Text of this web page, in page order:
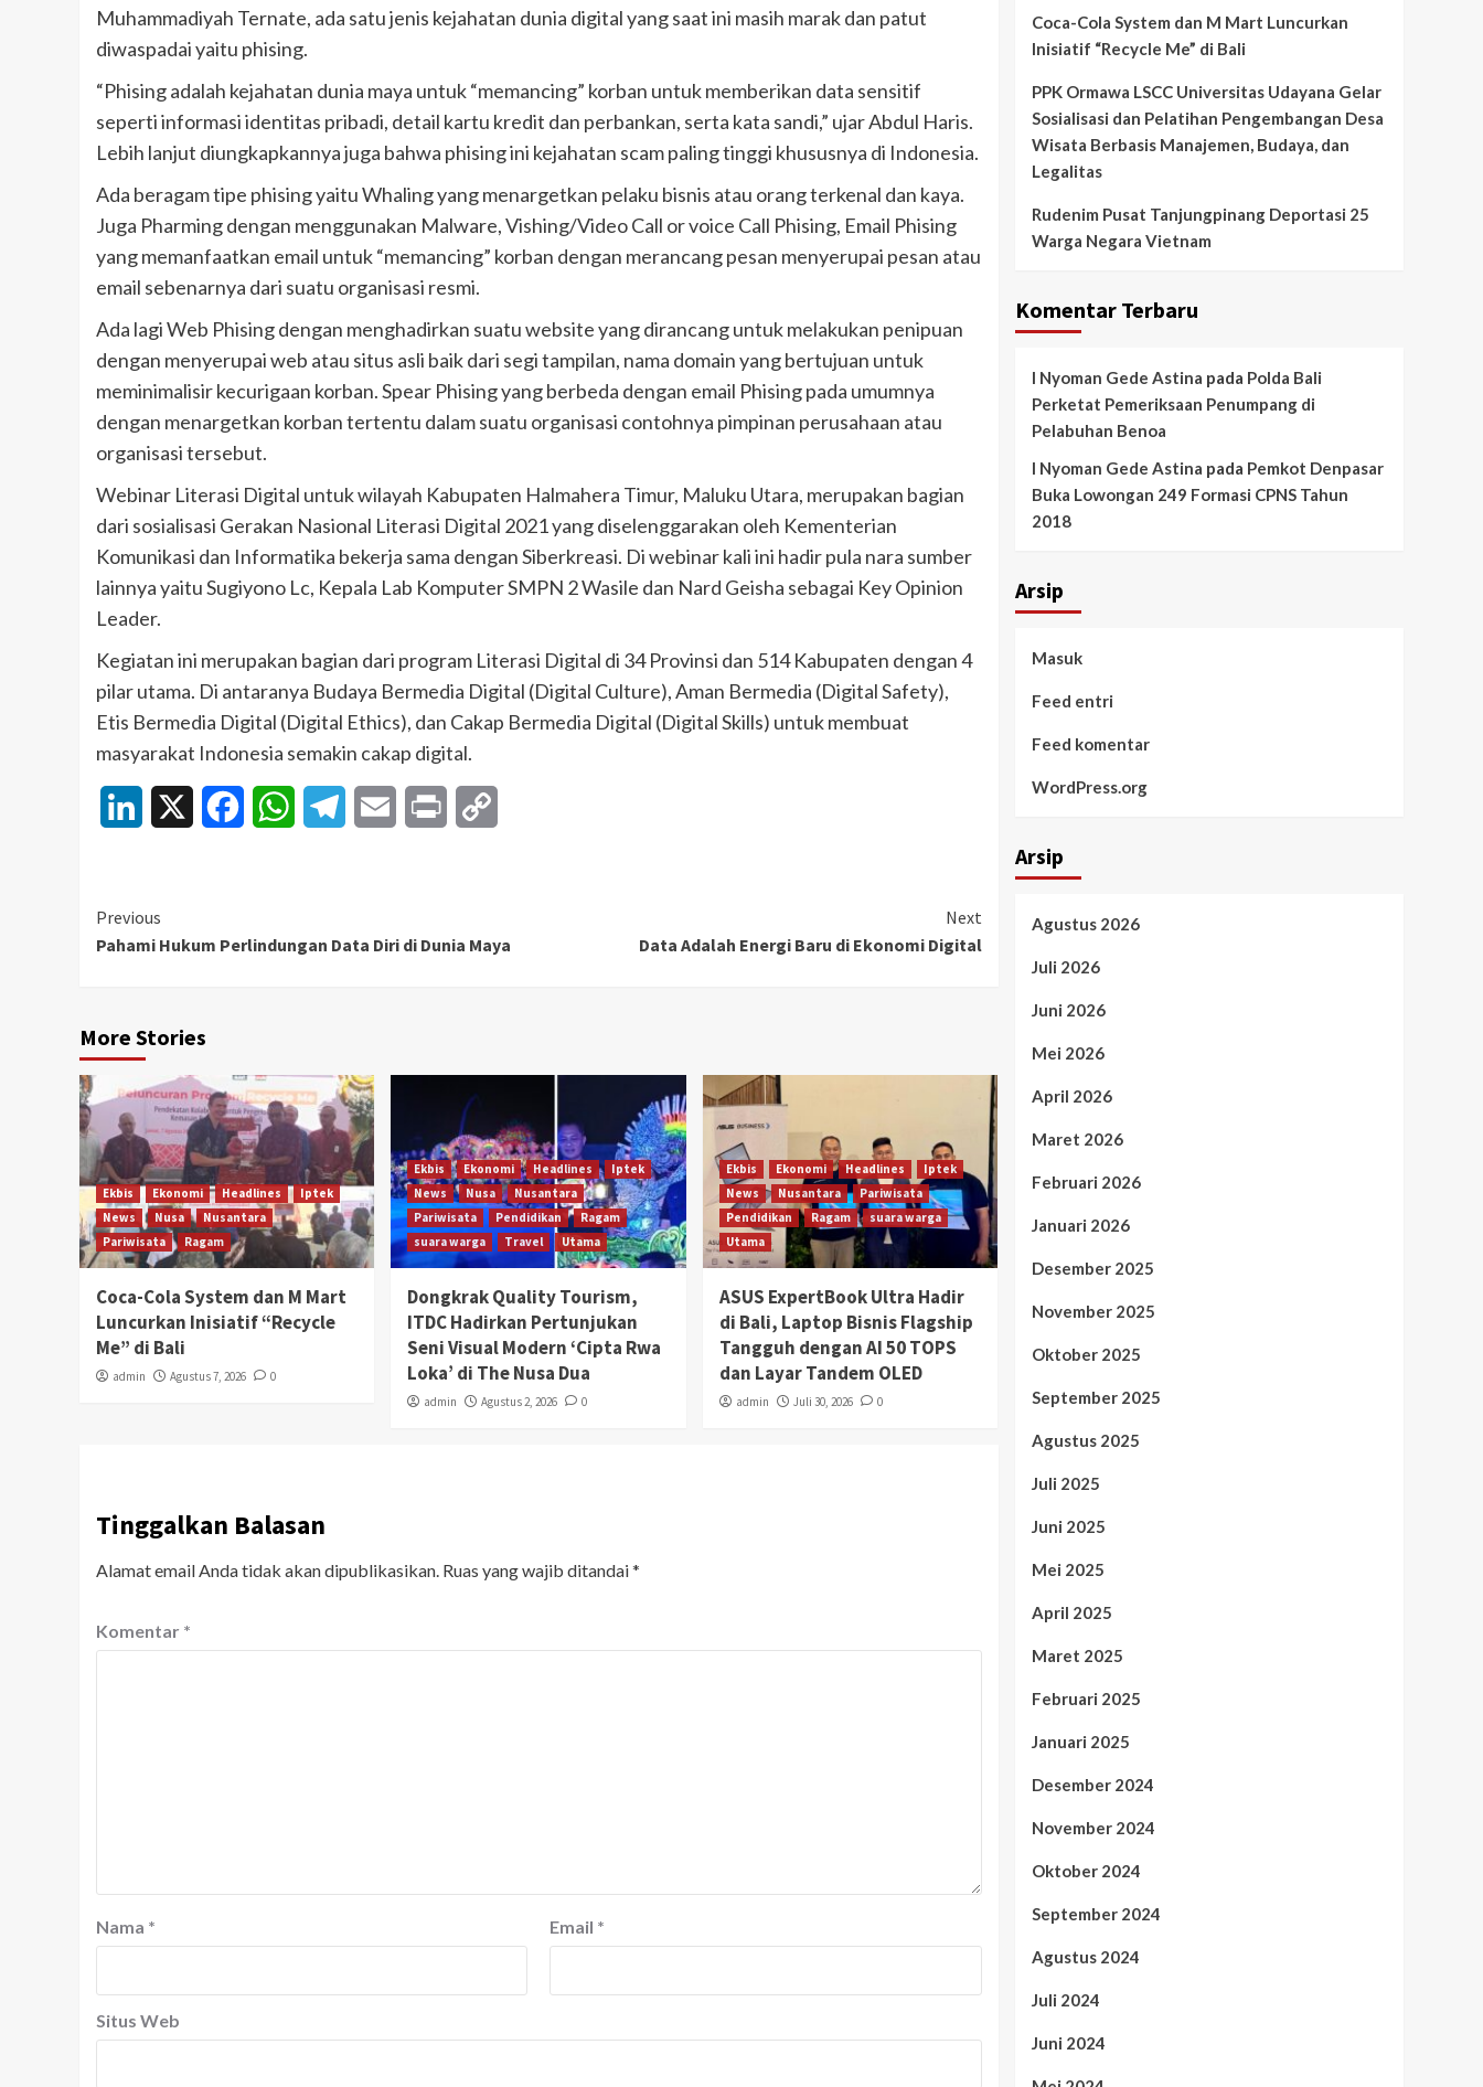
Muhammadiyah Ternate, ada satu jenis kejahatan dunia digital yang saat ini masih marak dan patut
diwaspadai yaitu phising.
“Phising adalah kejahatan dunia maya untuk “memancing” korban untuk memberikan data sensitif
seperti informasi identitas pribadi, detail kartu kredit dan perbankan, serta kata sandi,” ujar Abdul Haris.
Lebih lanjut diungkapkannya juga bahwa phising ini kejahatan scam paling tinggi khususnya di Indonesia.
Ada beragam tipe phising yaitu Whaling yang menargetkan pelaku bisnis atau orang terkenal dan kaya.
Juga Pharming dengan menggunakan Malware, Vishing/Video Call or voice Call Phising, Email Phising
yang memanfaatkan email untuk “memancing” korban dengan merancang pesan menyerupai pesan atau
email sebenarnya dari suatu organisasi resmi.
Ada lagi Web Phising dengan menghadirkan suatu website yang dirancang untuk melakukan penipuan
dengan menyerupai web atau situs asli baik dari segi tampilan, nama domain yang bertujuan untuk
meminimalisir kecurigaan korban. Spear Phising yang berbeda dengan email Phising pada umumnya
dengan menargetkan korban tertentu dalam suatu organisasi contohnya pimpinan perusahaan atau
organisasi tersebut.
Webinar Literasi Digital untuk wilayah Kabupaten Halmahera Timur, Maluku Utara, merupakan bagian
dari sosialisasi Gerakan Nasional Literasi Digital 2021 yang diselenggarakan oleh Kementerian
Komunikasi dan Informatika bekerja sama dengan Siberkreasi. Di webinar kali ini hadir pula nara sumber
lainnya yaitu Sugiyono Lc, Kepala Lab Komputer SMPN 2 Wasile dan Nard Geisha sebagai Key Opinion
Leader.
Kegiatan ini merupakan bagian dari program Literasi Digital di 34 Provinsi dan 514 Kabupaten dengan 4
pilar utama. Di antaranya Budaya Bermedia Digital (Digital Culture), Aman Bermedia (Digital Safety),
Etis Bermedia Digital (Digital Ethics), dan Cakap Bermedia Digital (Digital Skills) untuk membuat
masyarakat Indonesia semakin cakap digital.
LinkedIn FacebookWhatsAppTelegramEmail Print
Continue
Reading
Previous
Pahami Hukum Perlindungan Data Diri di Dunia Maya
Next
Data Adalah Energi Baru di Ekonomi Digital
More Stories
Ekbis Ekonomi Headlines
Iptek
News
Nusa
Nusantara
Pariwisata
Ragam
Coca-Cola System dan M Mart
Luncurkan Inisiatif “Recycle
Me” di Bali
admin Agustus 7, 2026 0
Ekbis Ekonomi Headlines
Iptek
News
Nusa
Nusantara
Pariwisata
Pendidikan
Ragam
suara warga
Travel Utama
Dongkrak Quality Tourism,
ITDC Hadirkan Pertunjukan
Seni Visual Modern ‘Cipta Rwa
Loka’ di The Nusa Dua
admin Agustus 2, 2026 0
Ekbis Ekonomi Headlines
Iptek
News
Nusantara
Pariwisata
Pendidikan
Ragam
suara warga
Utama
ASUS ExpertBook Ultra Hadir
di Bali, Laptop Bisnis Flagship
Tangguh dengan AI 50 TOPS
dan Layar Tandem OLED
admin Juli 30, 2026 0
Tinggalkan Balasan
Alamat email Anda tidak akan dipublikasikan. Ruas yang wajib ditandai*
Komentar *
Nama * Email *
Situs Web
Coca-Cola System dan M Mart Luncurkan
Inisiatif “Recycle Me” di Bali
PPK Ormawa LSCC Universitas Udayana Gelar
Sosialisasi dan Pelatihan Pengembangan Desa
Wisata Berbasis Manajemen, Budaya, dan
Legalitas
Rudenim Pusat Tanjungpinang Deportasi 25
Warga Negara Vietnam
Komentar Terbaru
I Nyoman Gede Astina pada Polda Bali
Perketat Pemeriksaan Penumpang di
Pelabuhan Benoa
I Nyoman Gede Astina pada Pemkot Denpasar
Buka Lowongan 249 Formasi CPNS Tahun
2018
Arsip
Masuk
Feed entri
Feed komentar
WordPress.org
Arsip
Agustus 2026
Juli 2026
Juni 2026
Mei 2026
April 2026
Maret 2026
Februari 2026
Januari 2026
Desember 2025
November 2025
Oktober 2025
September 2025
Agustus 2025
Juli 2025
Juni 2025
Mei 2025
April 2025
Maret 2025
Februari 2025
Januari 2025
Desember 2024
November 2024
Oktober 2024
September 2024
Agustus 2024
Juli 2024
Juni 2024